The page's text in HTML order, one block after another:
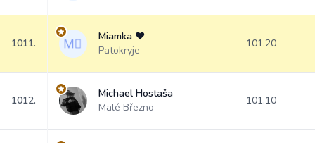
1011.
Miamka ❤️
Patokryje
101.20
1012.
Michael Hostaša
Malé Březno
101.10